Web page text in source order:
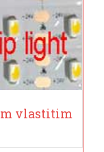
vlastitim